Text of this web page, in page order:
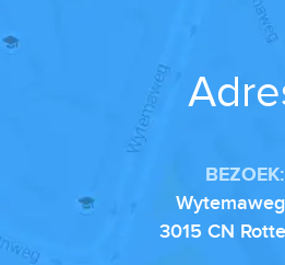
BEZOEK:
3015 CN